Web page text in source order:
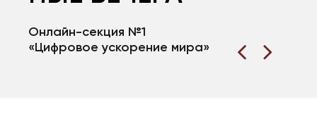
Онлайн-секция №1
«Цифровое ускорение мира»
«Цифровые
сотрудников»